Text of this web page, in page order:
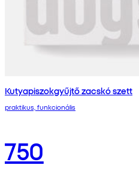
Kutyapiszokgyűjtő zacskó szett
praktikus, funkcionális
750